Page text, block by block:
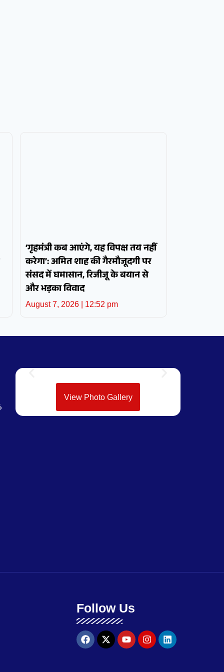
‘गृहमंत्री कब आएंगे, यह विपक्ष तय नहीं
करेगा’: अमित शाह की गैरमौजूदगी पर
संसद में घमासान, रिजीजू के बयान से
और भड़का विवाद
August 7, 2026 12:52 pm
View Photo Gallery
Follow Us